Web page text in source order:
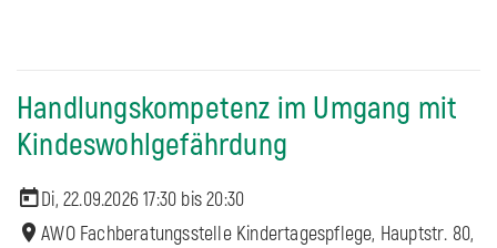
Handlungskompetenz im Umgang mit
Kindeswohlgefährdung
Di, 22.09.2026 17:30 bis20:30
AWO Fachberatungsstelle Kindertagespflege, Hauptstr. 80,